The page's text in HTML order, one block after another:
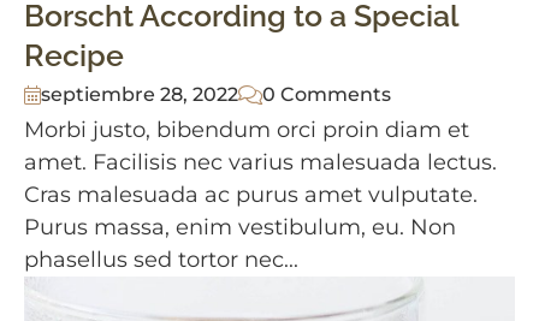
Borscht According to a Special
Recipe
septiembre 28, 2022 0 Comments
Morbi justo, bibendum orci proin diam et
amet. Facilisis nec varius malesuada lectus.
Cras malesuada ac purus amet vulputate.
Purus massa, enim vestibulum, eu. Non
phasellus sed tortor nec...